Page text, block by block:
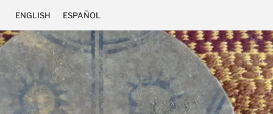
ENGLISH ESPAÑOL